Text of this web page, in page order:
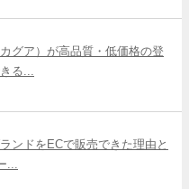
グア）が高品質・低価格の登
る...
ンドをECで販売できた理由と
...